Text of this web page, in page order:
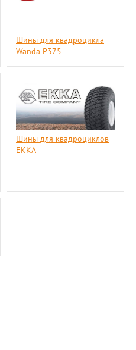
Шины для квадроцикла
Wanda P375
Шины для квадроциклов
ЕККА